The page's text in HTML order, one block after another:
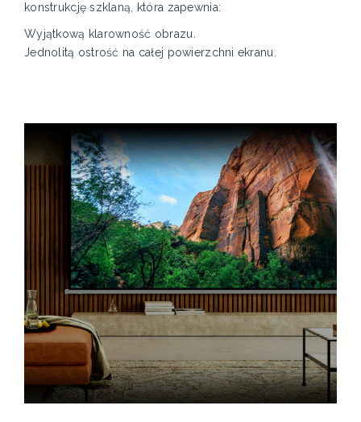
konstrukcję szklaną, która zapewnia:
Wyjątkową klarowność obrazu.
Jednolitą ostrość na całej powierzchni ekranu.